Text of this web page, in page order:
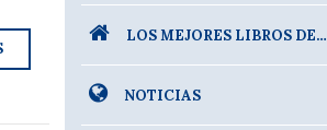
LOS MEJORES LIBROS DE…
NOTICIAS